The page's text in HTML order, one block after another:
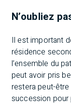
N’oubliez
Il est important
résidence
l’ensemble du
peut avoir pris
restera peut-
succession pour